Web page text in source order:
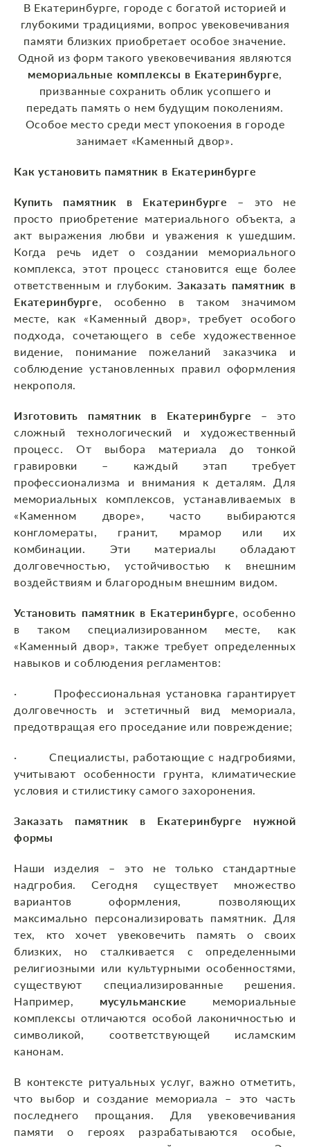
В Екатеринбурге, городе с богатой историей и
глубокими традициями, вопрос увековечивания
памяти близких приобретает особое значение.
Одной из форм такого увековечивания являются
мемориальные комплексы в Екатеринбурге,
призванные сохранить облик усопшего и
передать память о нем будущим поколениям.
Особое место среди мест упокоения в городе
занимает «Каменный двор».
Как установить памятник в Екатеринбурге
Купить памятник в Екатеринбурге
– это не
просто приобретение материального объекта, а
акт выражения любви и уважения к ушедшим.
Когда речь идет о создании мемориального
комплекса, этот процесс становится еще более
ответственным и глубоким. Заказать памятник в
Екатеринбурге, особенно в таком значимом
месте, как «Каменный двор», требует особого
подхода, сочетающего в себе художественное
видение, понимание пожеланий заказчика и
соблюдение установленных правил оформления
некрополя.
Изготовить памятник в Екатеринбурге – это
сложный технологический и художественный
процесс. От выбора материала до тонкой
гравировки – каждый этап требует
профессионализма и внимания к деталям. Для
мемориальных комплексов, устанавливаемых в
«Каменном дворе», часто выбираются
конгломераты, гранит, мрамор или их
комбинации. Эти материалы обладают
долговечностью, устойчивостью к внешним
воздействиям и благородным внешним видом.
Установить памятник в Екатеринбурге, особенно
в таком специализированном месте, как
«Каменный двор», также требует определенных
навыков и соблюдения регламентов:
· Профессиональная установка гарантирует
долговечность и эстетичный вид мемориала,
предотвращая его проседание или повреждение;
· Специалисты, работающие с надгробиями,
учитывают особенности грунта, климатические
условия и стилистику самого захоронения.
Заказать памятник в Екатеринбурге нужной
формы
Наши изделия – это не только стандартные
надгробия. Сегодня существует множество
вариантов оформления, позволяющих
максимально персонализировать памятник. Для
тех, кто хочет увековечить память о своих
близких, но сталкивается с определенными
религиозными или культурными особенностями,
существуют специализированные решения.
Например, мусульманские мемориальные
комплексы отличаются особой лаконичностью и
символикой, соответствующей исламским
канонам.
В контексте ритуальных услуг, важно отметить,
что выбор и создание мемориала – это часть
последнего прощания. Для увековечивания
памяти о героях разрабатываются особые,